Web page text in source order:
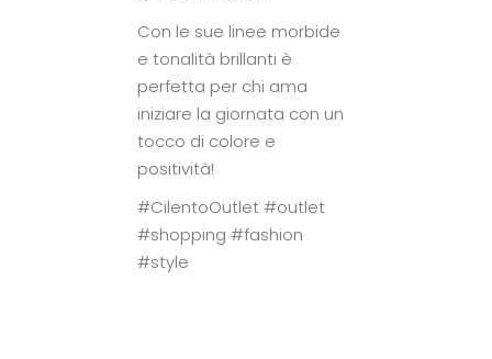
Con le sue linee morbide
e tonalità brillanti è
perfetta per chi ama
iniziare la giornata con un
tocco di colore e
positività!
#CilentoOutlet #outlet
#shopping #fashion
#style